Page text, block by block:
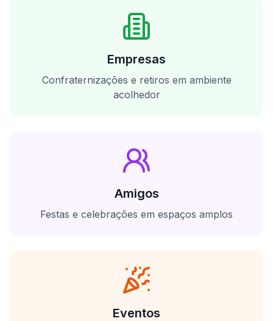
Empresas
Confraternizações e retiros em ambiente
acolhedor
Amigos
Festas e celebrações em espaços amplos
Eventos